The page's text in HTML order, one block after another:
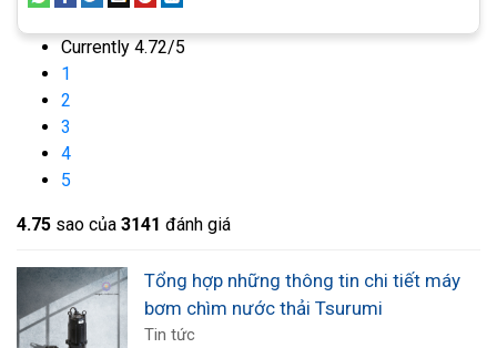
Currently 4.72/5
1
2
3
4
5
4.75 sao của 3141 đánh giá
Tổng hợp những thông tin chi tiết máy
bơm chìm nước thải Tsurumi
Tin tức